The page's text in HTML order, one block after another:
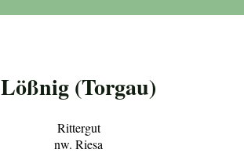
Lößnig (Torgau)
Rittergut
nw. Riesa